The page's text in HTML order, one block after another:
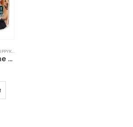
Kit PuppyKlean – Élimine Odeurs, Urine & Taches de Chiot